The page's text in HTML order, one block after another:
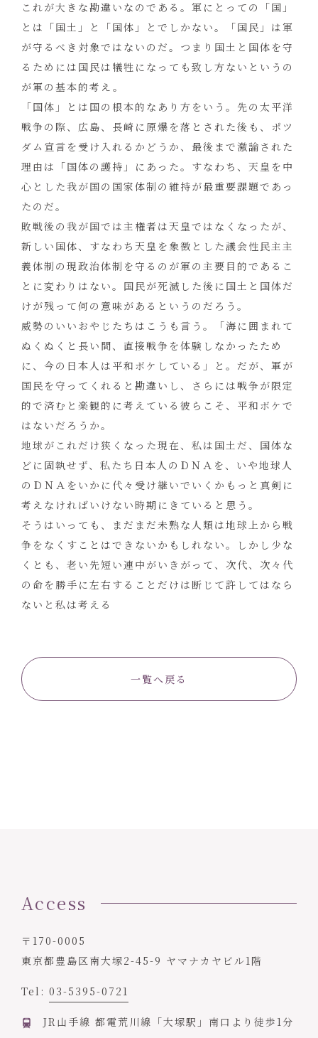
これが大きな勘違いなのである。軍にとっての「国」
とは「国土」と「国体」とでしかない。「国民」は軍
が守るべき対象ではないのだ。つまり国土と国体を守
るためには国民は犠牲になっても致し方ないというの
が軍の基本的考え。
「国体」とは国の根本的なあり方をいう。先の太平洋
戦争の際、広島、長崎に原爆を落とされた後も、ポツ
ダム宣言を受け入れるかどうか、最後まで激論された
理由は「国体の護持」にあった。すなわち、天皇を中
心とした我が国の国家体制の維持が最重要課題であっ
たのだ。
敗戦後の我が国では主権者は天皇ではなくなったが、
新しい国体、すなわち天皇を象徴とした議会性民主主
義体制の現政治体制を守るのが軍の主要目的であるこ
とに変わりはない。国民が死滅した後に国土と国体だ
けが残って何の意味があるというのだろう。
威勢のいいおやじたちはこうも言う。「海に囲まれて
ぬくぬくと長い間、直接戦争を体験しなかったため
に、今の日本人は平和ボケしている」と。だが、軍が
国民を守ってくれると勘違いし、さらには戦争が限定
的で済むと楽観的に考えている彼らこそ、平和ボケで
はないだろうか。
地球がこれだけ狭くなった現在、私は国土だ、国体な
どに固執せず、私たち日本人のＤＮＡを、いや地球人
のＤＮＡをいかに代々受け継いでいくかもっと真剣に
考えなければいけない時期にきていると思う。
そうはいっても、まだまだ未熟な人類は地球上から戦
争をなくすことはできないかもしれない。しかし少な
くとも、老い先短い連中がいきがって、次代、次々代
の命を勝手に左右することだけは断じて許してはなら
ないと私は考える
一覧へ戻る
Access
〒170-0005
東京都豊島区南大塚2-45-9 ヤマナカヤビル1階
Tel: 03-5395-0721
JR山手線 都電荒川線「大塚駅」南口より徒歩1分